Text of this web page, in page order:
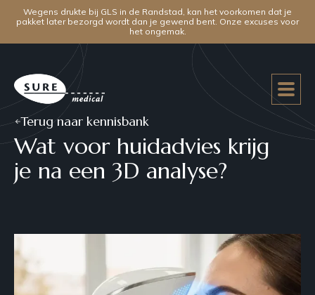
Wegens drukte bij GLS in de Randstad, kan het voorkomen dat je
pakket later bezorgd wordt dan je gewend bent. Onze excuses voor
het ongemak.
Terug naar kennisbank
Wat voor huidadvies krijg
je na een 3D analyse?